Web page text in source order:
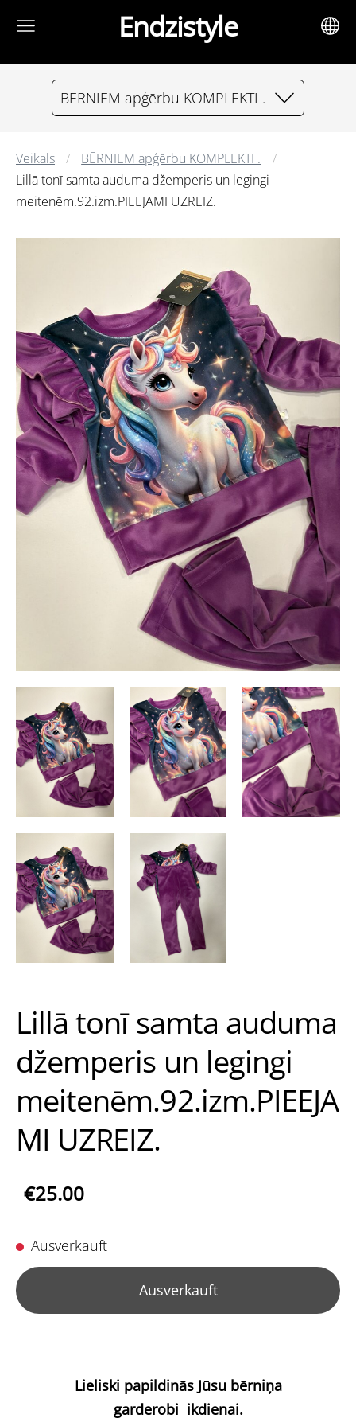
Endzistyle
BĒRNIEM apģērbu KOMPLEKTI .
Veikals
BĒRNIEM apģērbu KOMPLEKTI .
Lillā tonī samta auduma džemperis un legingi
meitenēm.92.izm.PIEEJAMI UZREIZ.
Lillā tonī samta auduma
džemperis un legingi
meitenēm.92.izm.PIEEJA
MI UZREIZ.
€25.00
Ausverkauft
Ausverkauft
Lieliski papildinās Jūsu bērniņa
garderobi ikdienai.